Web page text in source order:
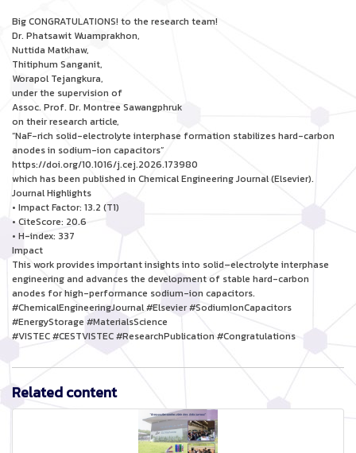
Big CONGRATULATIONS! to the research team!
Dr. Phatsawit Wuamprakhon,
Nuttida Matkhaw,
Thitiphum Sanganit,
Worapol Tejangkura,
under the supervision of
Assoc. Prof. Dr. Montree Sawangphruk
on their research article,
“NaF-rich solid-electrolyte interphase formation stabilizes hard-carbon
anodes in sodium-ion capacitors”
https://doi.org/10.1016/j.cej.2026.173980
which has been published in Chemical Engineering Journal (Elsevier).
Journal Highlights
• Impact Factor: 13.2 (T1)
• CiteScore: 20.6
• H-index: 337
Impact
This work provides important insights into solid–electrolyte interphase
engineering and advances the development of stable hard-carbon
anodes for high-performance sodium-ion capacitors.
#ChemicalEngineeringJournal #Elsevier #SodiumIonCapacitors
#EnergyStorage #MaterialsScience
#VISTEC #CESTVISTEC #ResearchPublication #Congratulations
Related content